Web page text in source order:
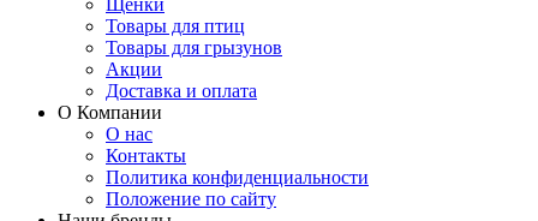
Щенки
Товары для птиц
Товары для грызунов
Акции
Доставка и оплата
О Компании
О нас
Контакты
Политика конфиденциальности
Положение по сайту